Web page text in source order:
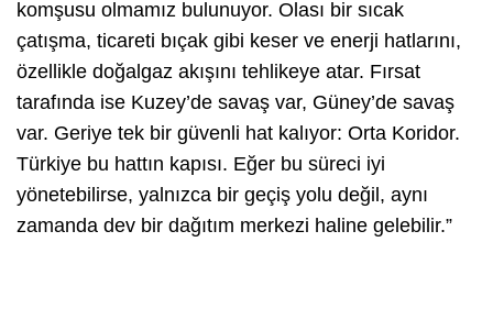
komşusu olmamız bulunuyor. Olası bir sıcak
çatışma, ticareti bıçak gibi keser ve enerji hatlarını,
özellikle doğalgaz akışını tehlikeye atar. Fırsat
tarafında ise Kuzey’de savaş var, Güney’de savaş
var. Geriye tek bir güvenli hat kalıyor: Orta Koridor.
Türkiye bu hattın kapısı. Eğer bu süreci iyi
yönetebilirse, yalnızca bir geçiş yolu değil, aynı
zamanda dev bir dağıtım merkezi haline gelebilir.”